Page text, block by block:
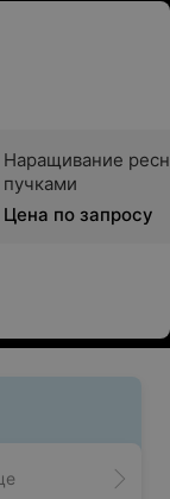
Наращивание
пучками
Цена по запросу